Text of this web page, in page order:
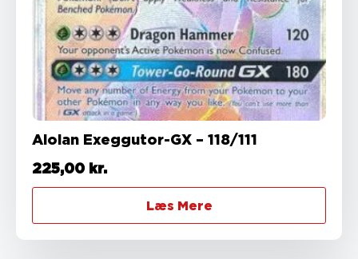
Alolan Exeggutor-GX – 118/111
225,00 kr.
Læs Mere